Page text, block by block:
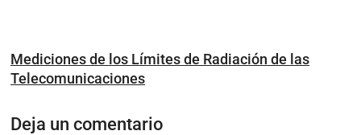
Mediciones de los Límites de Radiación de las
Telecomunicaciones
Deja un comentario